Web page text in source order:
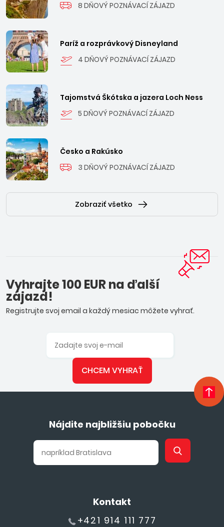
8 DŇOVÝ POZNÁVACÍ ZÁJAZD
Paríž a rozprávkový Disneyland
4 DŇOVÝ POZNÁVACÍ ZÁJAZD
Tajomstvá Škótska a jazera Loch Ness
5 DŇOVÝ POZNÁVACÍ ZÁJAZD
Česko a Rakúsko
3 DŇOVÝ POZNÁVACÍ ZÁJAZD
Zobraziť všetko
Vyhrajte 100 EUR na ďalší
zájazd!
Registrujte svoj email a každý mesiac môžete vyhrať.
CHCEM VYHRAŤ
Nájdite najbližšiu pobočku
Kontakt
+421 914 111 777